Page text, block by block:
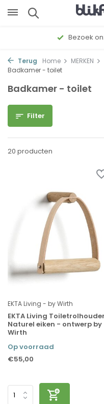
Terug Home MERKEN
Badkamer - toilet
Badkamer - toilet
Filter
20 producten
EKTA Living - by Wirth
EKTA Living Toiletrolhouder
Naturel eiken - ontwerp by
Wirth
Op voorraad
€55,00